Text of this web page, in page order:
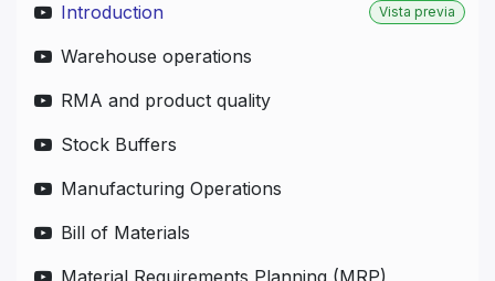
Introduction
Vista previa
Warehouse operations
RMA and product quality
Stock Buffers
Manufacturing Operations
Bill of Materials